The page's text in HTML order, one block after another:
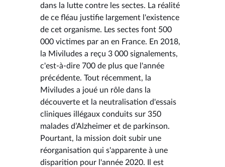
dans la lutte contre les sectes. La réalité
de ce fléau justifie largement l'existence
de cet organisme. Les sectes font 500
000 victimes par an en France. En 2018,
la Miviludes a reçu 3 000 signalements,
c'est-à-dire 700 de plus que l'année
précédente. Tout récemment, la
Miviludes a joué un rôle dans la
découverte et la neutralisation d'essais
cliniques illégaux conduits sur 350
malades d’Alzheimer et de parkinson.
Pourtant, la mission doit subir une
réorganisation qui s'apparente à une
disparition pour l'année 2020. Il est